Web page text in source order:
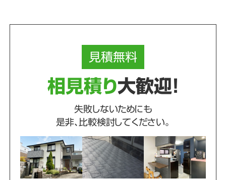
見積無料
相見積り大歓迎！
失敗しないためにも
是非、比較検討してください。